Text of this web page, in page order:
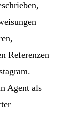
Referenzen
Agent als